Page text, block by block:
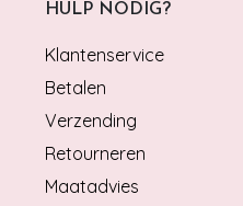
HULP NODIG?
Klantenservice
Betalen
Verzending
Retourneren
Maatadvies